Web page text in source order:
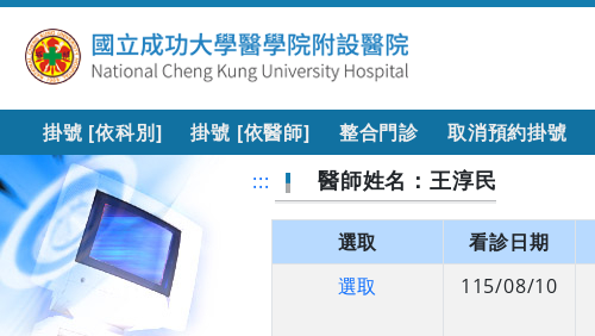
掛號 [依科別] 掛號 [依醫師] 整合門診 取消預約掛號
::: 醫師姓名：王淳民
選取 看診日期
選取
115/08/10